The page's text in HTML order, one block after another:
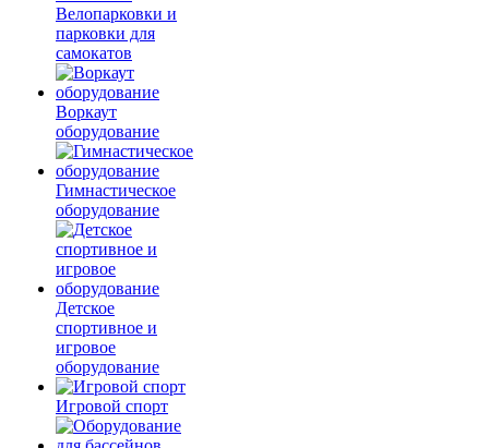
Велопарковки и
парковки для
самокатов
Воркаут
оборудование
Гимнастическое
оборудование
Детское
спортивное и
игровое
оборудование
Игровой спорт